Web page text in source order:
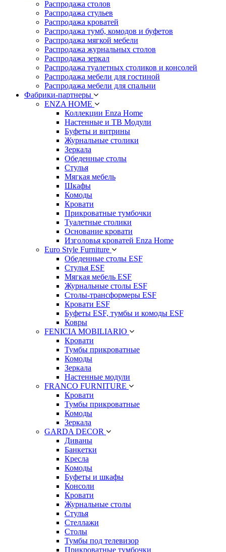
Распродажа столов
Распродажа стульев
Распродажа кроватей
Распродажа тумб, комодов и буфетов
Распродажа мягкой мебели
Распродажа журнальных столов
Распродажа зеркал
Распродажа туалетных столиков и консолей
Распродажа мебели для гостиной
Распродажа мебели для спальни
Фабрики-партнеры
ENZA HOME
Коллекции Enza Home
Настенные и ТВ Модули
Буфеты и витрины
Журнальные столики
Зеркала
Обеденные столы
Стулья
Мягкая мебель
Шкафы
Комоды
Кровати
Прикроватные тумбочки
Туалетные столики
Основание кровати
Изголовья кроватей Enza Home
Euro Style Furniture
Обеденные столы ESF
Стулья ESF
Мягкая мебель ESF
Журнальные столы ESF
Столы-трансформеры ESF
Кровати ESF
Буфеты ESF, тумбы и комоды ESF
Ковры
FENICIA MOBILIARIO
Кровати
Тумбы прикроватные
Комоды
Зеркала
Настенные модули
FRANCO FURNITURE
Кровати
Тумбы прикроватные
Комоды
Зеркала
GARDA DECOR
Диваны
Банкетки
Кресла
Комоды
Буфеты и шкафы
Консоли
Кровати
Журнальные столы
Стулья
Стеллажи
Столы
Тумбы под телевизор
Прикроватные тумбочки